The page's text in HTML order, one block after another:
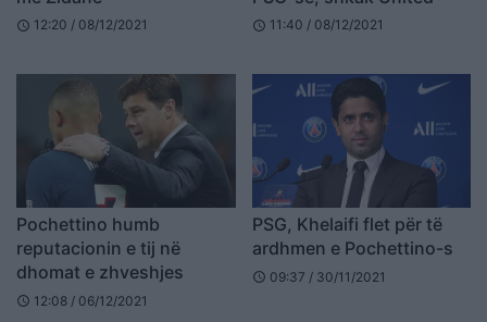
schedule 12:20 / 08/12/2021 schedule 11:40 / 08/12/2021
Pochettino humb
reputacionin e tij në
dhomat e zhveshjes
schedule 12:08 / 06/12/2021
PSG, Khelaifi flet për të
ardhmen e Pochettino-s
schedule 09:37 / 30/11/2021